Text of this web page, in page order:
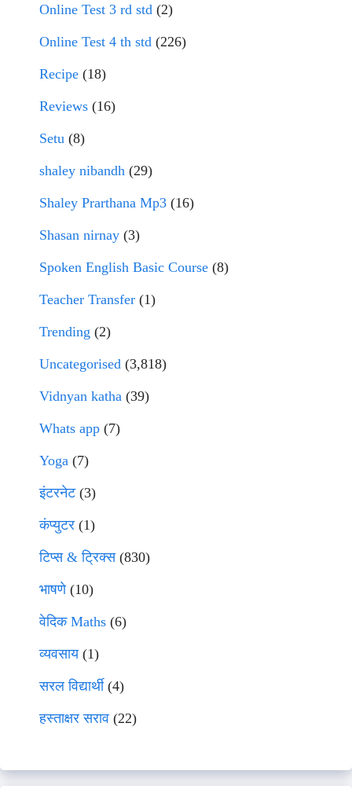
Online Test 3 rd std (2)
Online Test 4 th std (226)
Recipe (18)
Reviews (16)
Setu (8)
shaley nibandh (29)
Shaley Prarthana Mp3 (16)
Shasan nirnay (3)
Spoken English Basic Course (8)
Teacher Transfer (1)
Trending (2)
Uncategorised (3,818)
Vidnyan katha (39)
Whats app (7)
Yoga (7)
इंटरनेट(3)
कंप्युटर (1)
टिप्स & ट्रिक्स(830)
भाषणे(10)
वेदिक Maths (6)
व्यवसाय(1)
सरल विद्यार्थी(4)
हस्ताक्षर सराव (22)